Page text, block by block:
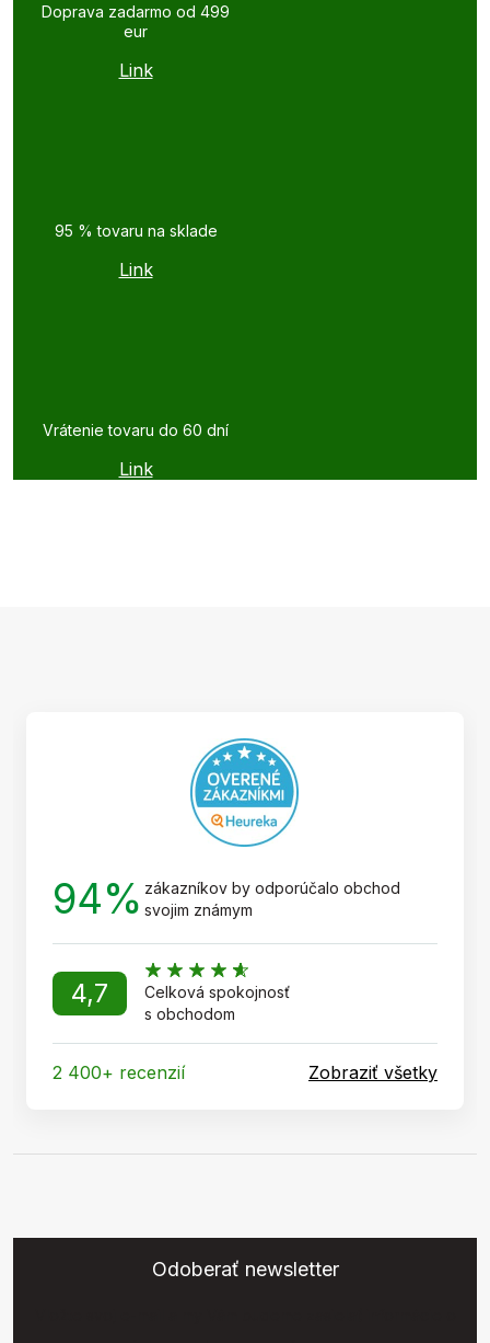
Doprava zadarmo od 499
eur
Link
95 % tovaru na sklade
Link
Vrátenie tovaru do 60 dní
Link
94% zákazníkov by odporúčalo obchod
svojim známym
4,7
Celková spokojnosť
s obchodom
2 400+ recenzií Zobraziť všetky
Odoberať newsletter